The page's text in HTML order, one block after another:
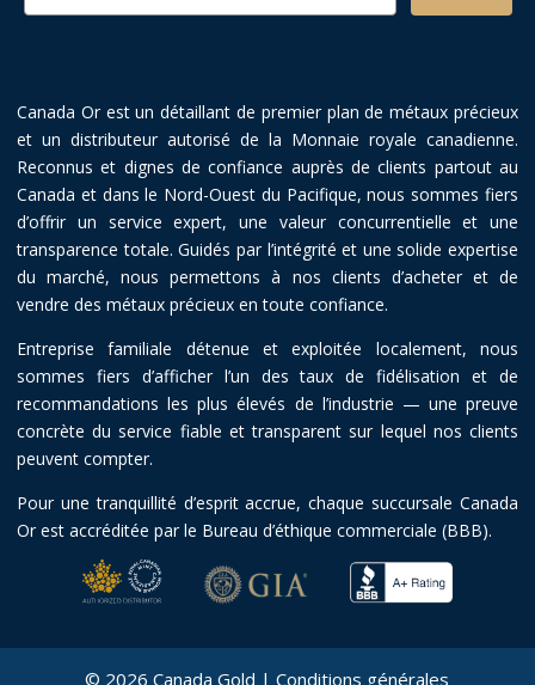
Canada Or est un détaillant de premier plan de métaux précieux
et un distributeur autorisé de la Monnaie royale canadienne.
Reconnus et dignes de confiance auprès de clients partout au
Canada et dans le Nord-Ouest du Pacifique, nous sommes fiers
d’offrir un service expert, une valeur concurrentielle et une
transparence totale. Guidés par l’intégrité et une solide expertise
du marché, nous permettons à nos clients d’acheter et de
vendre des métaux précieux en toute confiance.
Entreprise familiale détenue et exploitée localement, nous
sommes fiers d’afficher l’un des taux de fidélisation et de
recommandations les plus élevés de l’industrie — une preuve
concrète du service fiable et transparent sur lequel nos clients
peuvent compter.
Pour une tranquillité d’esprit accrue, chaque succursale Canada
Or est accréditée par le Bureau d’éthique commerciale (BBB).
© 2026 Canada Gold |Conditions générales